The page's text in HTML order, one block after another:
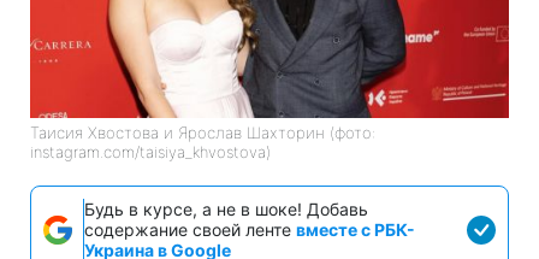
Таисия Хвостова и Ярослав Шахторин (фото:
instagram.com/taisiya_khvostova)
Будь в курсе, а не в шоке! Добавь
содержание своей ленте вместе с РБК-
Украина в Google